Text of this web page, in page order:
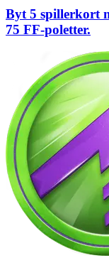
Byt 5 spillerkort
75 FF-poletter.